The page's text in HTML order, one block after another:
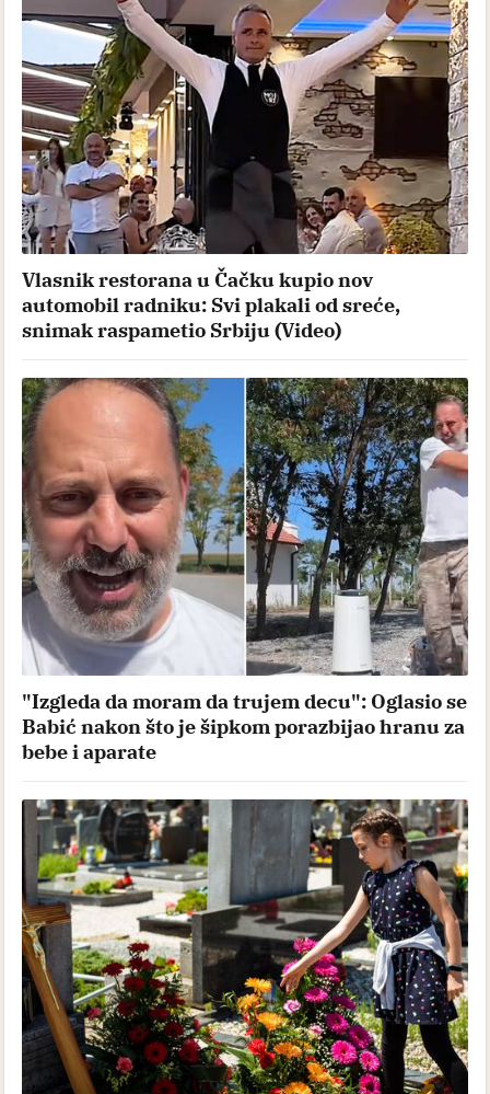
Vlasnik restorana u Čačku kupio nov
automobil radniku: Svi plakali od sreće,
snimak raspametio Srbiju (Video)
"Izgleda da moram da trujem decu": Oglasio se
Babić nakon što je šipkom porazbijao hranu za
bebe i aparate